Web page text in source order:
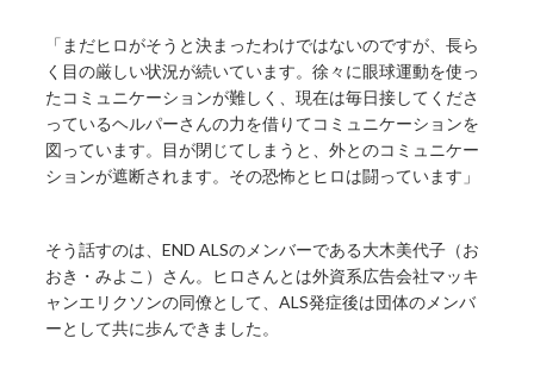
「まだヒロがそうと決まったわけではないのですが、長ら
く目の厳しい状況が続いています。徐々に眼球運動を使っ
たコミュニケーションが難しく、現在は毎日接してくださ
っているヘルパーさんの力を借りてコミュニケーションを
図っています。目が閉じてしまうと、外とのコミュニケー
ションが遮断されます。その恐怖とヒロは闘っています」
そう話すのは、END ALSのメンバーである大木美代子（お
おき・みよこ）さん。ヒロさんとは外資系広告会社マッキ
ャンエリクソンの同僚として、ALS発症後は団体のメンバ
ーとして共に歩んできました。